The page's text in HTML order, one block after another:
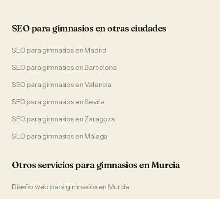
SEO paragimnasios en otras ciudades
SEO para gimnasiosen Madrid
SEO para gimnasiosen Barcelona
SEO para gimnasiosenValencia
SEO para gimnasiosenSevilla
SEO para gimnasiosen Zaragoza
SEO para gimnasiosen Málaga
Otros servicios paragimnasios enMurcia
Diseño web para gimnasiosen Murcia